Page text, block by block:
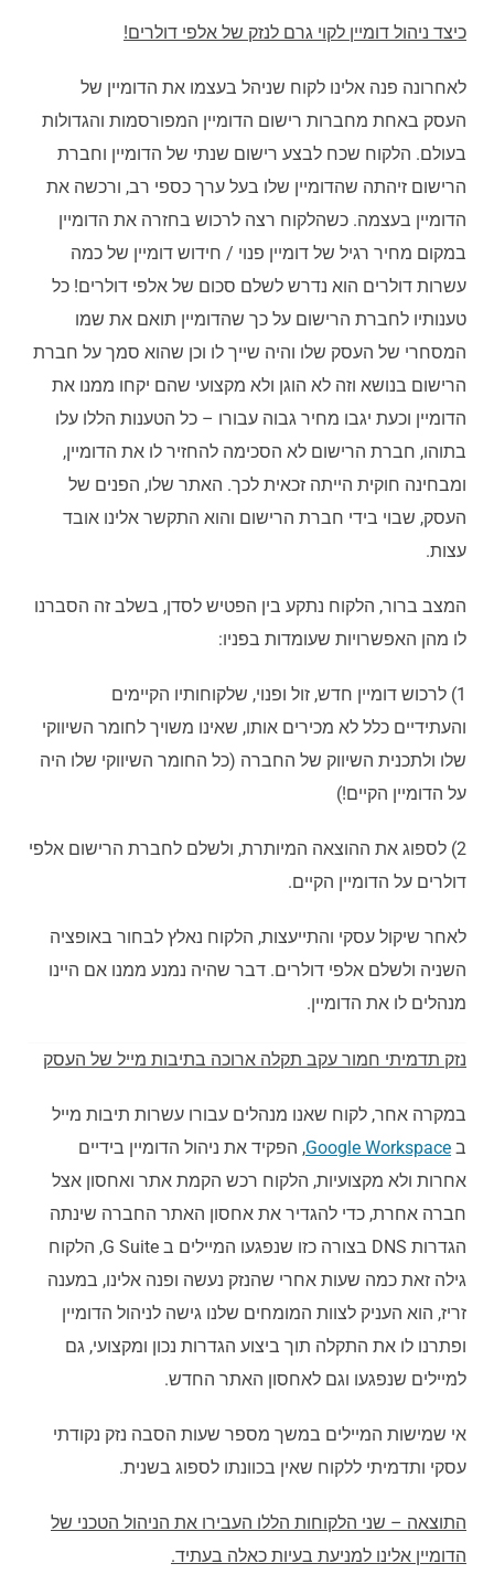
כיצד ניהול דומיין לקוי גרם לנזק של אלפי דולרים!
לאחרונה פנה אלינו לקוח שניהל בעצמו את הדומיין של
העסק באחת מחברות רישום הדומיין המפורסמות והגדולות
בעולם. הלקוח שכח לבצע רישום שנתי של הדומיין וחברת
הרישום זיהתה שהדומיין שלו בעל ערך כספי רב, ורכשה את
הדומיין בעצמה. כשהלקוח רצה לרכוש בחזרה את הדומיין
במקום מחיר רגיל של דומיין פנוי / חידוש דומיין של כמה
עשרות דולרים הוא נדרש לשלם סכום של אלפי דולרים! כל
טענותיו לחברת הרישום על כך שהדומיין תואם את שמו
המסחרי של העסק שלו והיה שייך לו וכן שהוא סמך על חברת
הרישום בנושא וזה לא הוגן ולא מקצועי שהם יקחו ממנו את
הדומיין וכעת יגבו מחיר גבוה עבורו – כל הטענות הללו עלו
בתוהו, חברת הרישום לא הסכימה להחזיר לו את הדומיין,
ומבחינה חוקית הייתה זכאית לכך. האתר שלו, הפנים של
העסק, שבוי בידי חברת הרישום והוא התקשר אלינו אובד
עצות.
המצב ברור, הלקוח נתקע בין הפטיש לסדן, בשלב זה הסברנו
לו מהן האפשרויות שעומדות בפניו:
1) לרכוש דומיין חדש, זול ופנוי, שלקוחותיו הקיימים
והעתידיים כלל לא מכירים אותו, שאינו משויך לחומר השיווקי
שלו ולתכנית השיווק של החברה (כל החומר השיווקי שלו היה
על הדומיין הקיים!)
2) לספוג את ההוצאה המיותרת, ולשלם לחברת הרישום אלפי
דולרים על הדומיין הקיים.
לאחר שיקול עסקי והתייעצות, הלקוח נאלץ לבחור באופציה
השניה ולשלם אלפי דולרים. דבר שהיה נמנע ממנו אם היינו
מנהלים לו את הדומיין.
נזק תדמיתי חמור עקב תקלה ארוכה בתיבות מייל של העסק
במקרה אחר, לקוח שאנו מנהלים עבורו עשרות תיבות מייל
ב Google Workspace, הפקיד את ניהול הדומיין בידיים
אחרות ולא מקצועיות, הלקוח רכש הקמת אתר ואחסון אצל
חברה אחרת, כדי להגדיר את אחסון האתר החברה שינתה
הגדרות DNS בצורה כזו שנפגעו המיילים ב G Suite, הלקוח
גילה זאת כמה שעות אחרי שהנזק נעשה ופנה אלינו, במענה
זריז, הוא העניק לצוות המומחים שלנו גישה לניהול הדומיין
ופתרנו לו את התקלה תוך ביצוע הגדרות נכון ומקצועי, גם
למיילים שנפגעו וגם לאחסון האתר החדש.
אי שמישות המיילים במשך מספר שעות הסבה נזק נקודתי
עסקי ותדמיתי ללקוח שאין בכוונתו לספוג בשנית.
התוצאה – שני הלקוחות הללו העבירו את הניהול הטכני של
הדומיין אלינו למניעת בעיות כאלה בעתיד.